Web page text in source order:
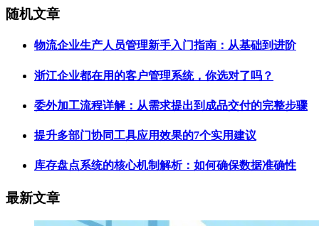
随机文章
物流企业生产人员管理新手入门指南：从基础到进阶
浙江企业都在用的客户管理系统，你选对了吗？
委外加工流程详解：从需求提出到成品交付的完整步骤
提升多部门协同工具应用效果的7个实用建议
库存盘点系统的核心机制解析：如何确保数据准确性
最新文章